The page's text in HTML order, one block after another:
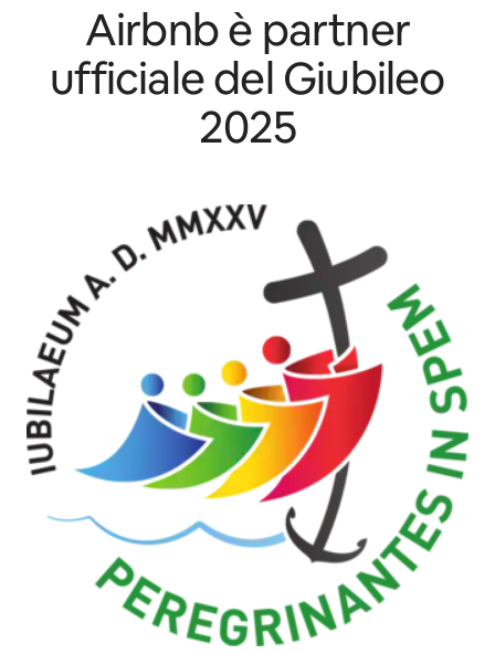
Airbnb è partner
ufficiale del Giubileo
2025